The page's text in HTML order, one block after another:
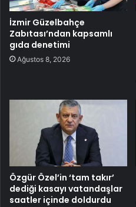
İzmir Güzelbahçe
Zabıtası’ndan kapsamlı
gıda denetimi
Ağustos 8, 2026
Özgür Özel’in ‘tam takır’
dediği kasayı vatandaşlar
saatler içinde doldurdu